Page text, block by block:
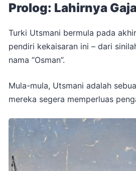
Prolog: Lahirnya
Turki Utsmani bermula pada
pendiri kekaisaran ini – dari
nama “Osman”.
Mula-mula, Utsmani adalah
mereka segera memperluas